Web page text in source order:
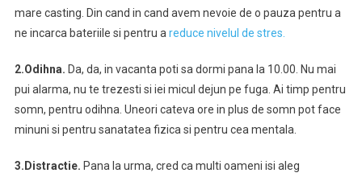
mare casting. Din cand in cand avem nevoie de o pauza pentru a
ne incarca bateriile si pentru a reduce nivelul de stres.
2.Odihna. Da, da, in vacanta poti sa dormi pana la 10.00. Nu mai
pui alarma, nu te trezesti si iei micul dejun pe fuga. Ai timp pentru
somn, pentru odihna. Uneori cateva ore in plus de somn pot face
minuni si pentru sanatatea fizica si pentru cea mentala.
3.Distractie. Pana la urma, cred ca multi oameni isi aleg